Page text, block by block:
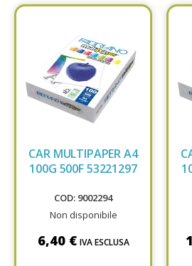
CAR MULTIPAPER A4
100G 500F 53221297
COD: 9002294
Non disponibile
6,40 € IVA ESCLUSA